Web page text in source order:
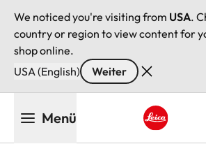
We noticed you're visiting from USA.
country or region to view content for
shop online.
USA (English)
Weiter
Menü